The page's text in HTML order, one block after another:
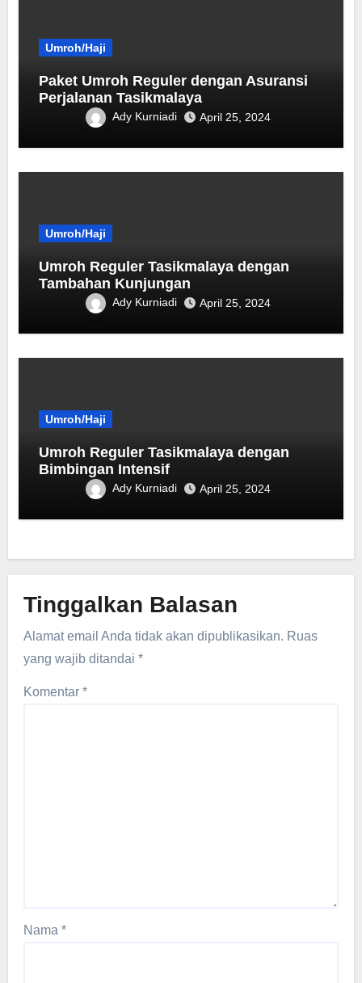
Umroh/Haji
Paket Umroh Reguler dengan Asuransi
Perjalanan Tasikmalaya
Ady Kurniadi April 25, 2024
Umroh/Haji
Umroh Reguler Tasikmalaya dengan
Tambahan Kunjungan
Ady Kurniadi April 25, 2024
Umroh/Haji
Umroh Reguler Tasikmalaya dengan
Bimbingan Intensif
Ady Kurniadi April 25, 2024
Tinggalkan Balasan
Alamat email Anda tidak akan dipublikasikan. Ruas
yang wajib ditandai*
Komentar*
Nama*